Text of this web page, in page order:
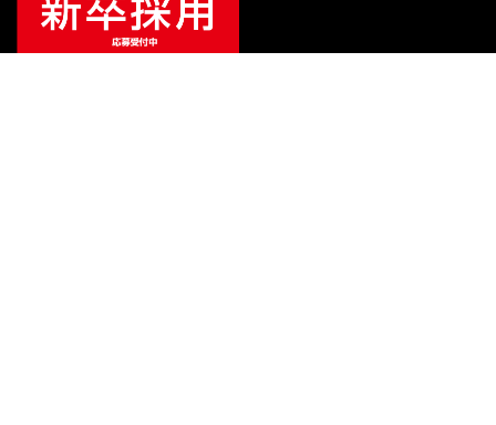
販売価格 ¥74,800（税込）
（税込）